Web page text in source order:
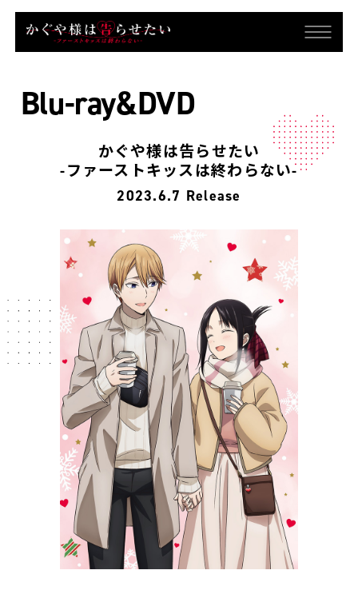
TOP
NEWS
STORY
TRAILER
CAST&STAFF
INTRODUCTION
GOODS
MUSIC
Blu-ray&DVD
SPECIAL
TIEUP
MOVIE
THEATER
NOVELTY
THEATER GOODS
TALKSESSION
Twitter
Blu-ray&DVD
かぐや様は告らせたい
-ファーストキッスは終わらない-
2023.6.7 Release